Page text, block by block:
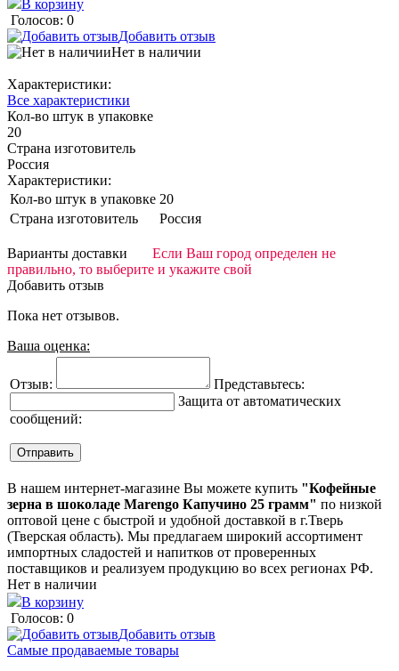
В корзину
Голосов: 0
Добавить отзыв
Нет в наличии
Характеристики:
Все характеристики
Кол-во штук в упаковке
20
Страна изготовитель
Россия
Характеристики:
Кол-во штук в упаковке 20
Страна изготовитель
Россия
Варианты доставки
Если Ваш город определен не
правильно, то выберите и укажите свой
Добавить отзыв
Пока нет отзывов.
Ваша оценка:
Отзыв:
Представьтесь:
Защита от автоматических
сообщений:
В нашем интернет-магазине Вы можете купить "Кофейные
зерна в шоколаде Marengo Капучино 25 грамм" по низкой
оптовой цене с быстрой и удобной доставкой в г.Тверь
(Тверская область). Мы предлагаем широкий ассортимент
импортных сладостей и напитков от проверенных
поставщиков и реализуем продукцию во всех регионах РФ.
Нет в наличии
В корзину
Голосов: 0
Добавить отзыв
Самые продаваемые товары